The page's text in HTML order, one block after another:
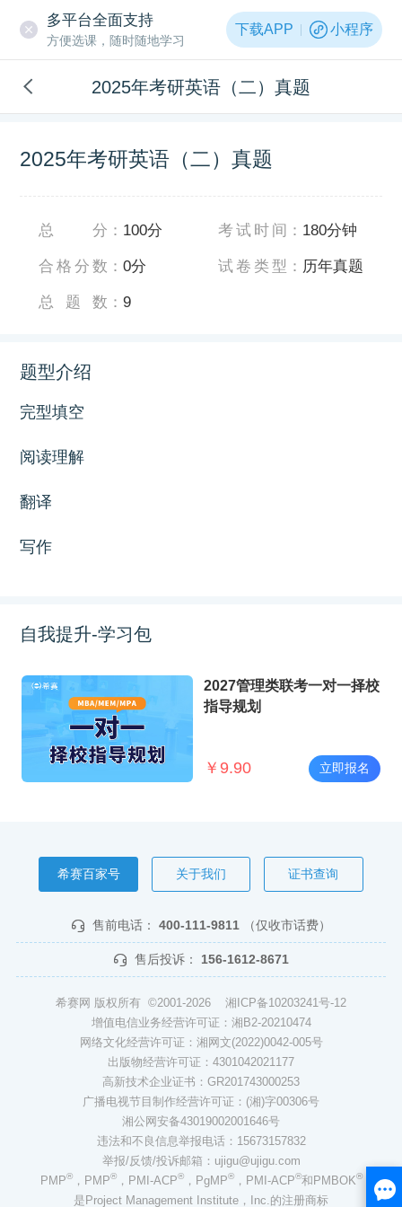
多平台全面支持
方便选课，随时随地学习
下载APP 小程序
2025年考研英语（二）真题
2025年考研英语（二）真题
总分 ： 100分
合格分数 ：0分
总题数 ：9
考试时间 ： 180分钟
试卷类型 ： 历年真题
题型介绍
完型填空
阅读理解
翻译
写作
自我提升-学习包
2027管理类联考一对一择校
指导规划
￥ 9.90 立即报名
希赛百家号 关于我们 证书查询
售前电话： 400-111-9811 （仅收市话费）
售后投诉： 156-1612-8671
希赛网 版权所有 ©2001-2026 湘ICP备10203241号-12
增值电信业务经营许可证：湘B2-20210474
网络文化经营许可证：湘网文(2022)0042-005号
出版物经营许可证：4301042021177
高新技术企业证书：GR201743000253
广播电视节目制作经营许可证：(湘)字00306号
湘公网安备43019002001646号
违法和不良信息举报电话：15673157832
举报/反馈/投诉邮箱：ujigu@ujigu.com
PMP®，PMP®，PMI-ACP®，PgMP®，PMI-ACP®和PMBOK®
是Project Management Institute，Inc.的注册商标